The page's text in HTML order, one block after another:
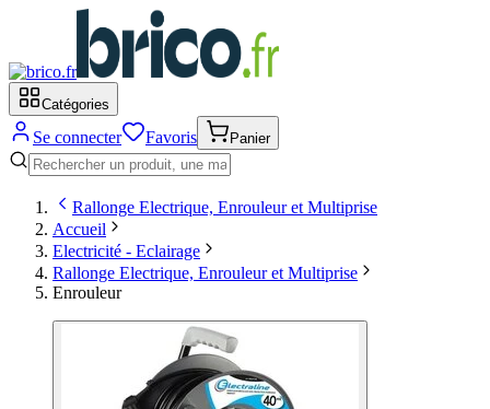
Catégories
Se connecter Favoris Panier
Rallonge Electrique, Enrouleur et Multiprise
Accueil
Electricité - Eclairage
Rallonge Electrique, Enrouleur et Multiprise
Enrouleur